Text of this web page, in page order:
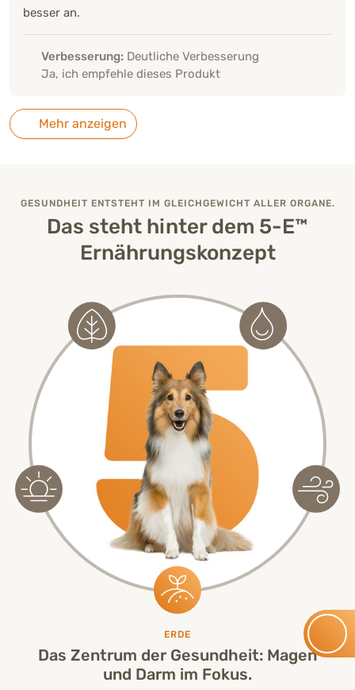
besser an.
Verbesserung: Deutliche Verbesserung
Ja, ich empfehle dieses Produkt
Mehr anzeigen
GESUNDHEIT ENTSTEHT IM GLEICHGEWICHT ALLER ORGANE.
Das steht hinter dem 5-E™
Ernährungskonzept
ERDE
Das Zentrum der Gesundheit: Magen
und Darm im Fokus.